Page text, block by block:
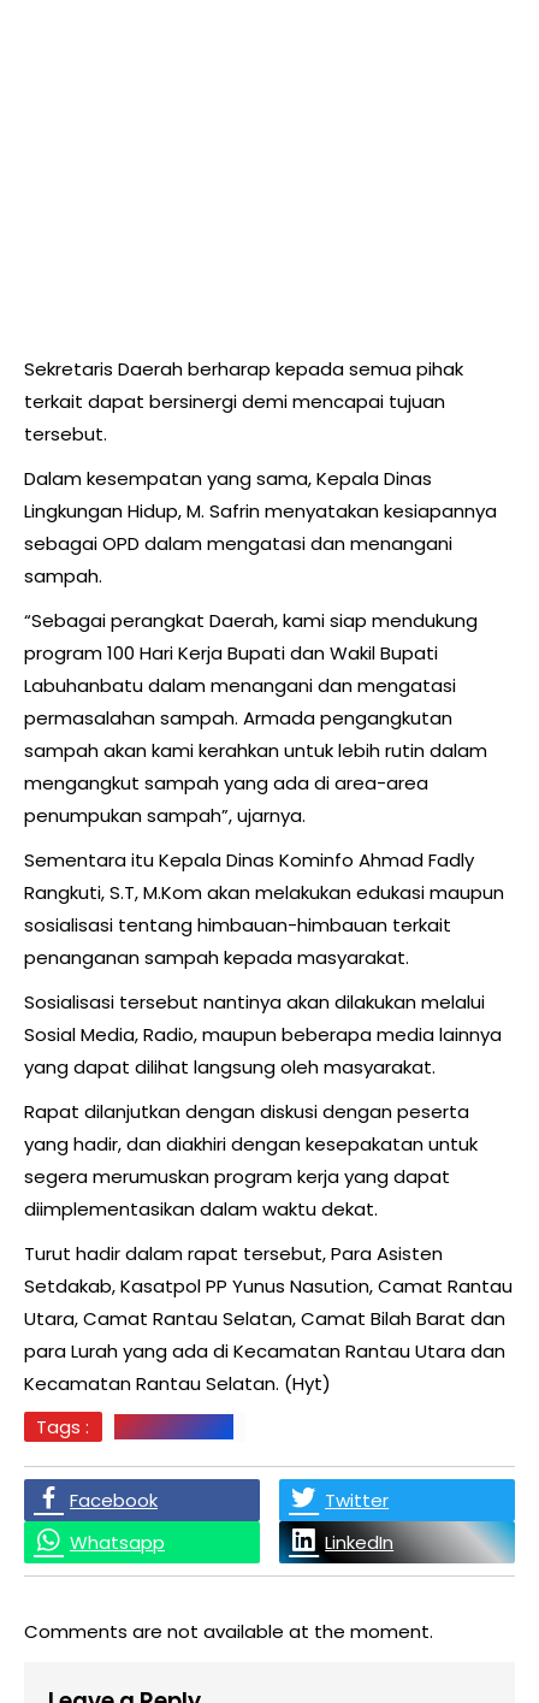
Sekretaris Daerah berharap kepada semua pihak
terkait dapat bersinergi demi mencapai tujuan
tersebut.
Dalam kesempatan yang sama, Kepala Dinas
Lingkungan Hidup, M. Safrin menyatakan kesiapannya
sebagai OPD dalam mengatasi dan menangani
sampah.
“Sebagai perangkat Daerah, kami siap mendukung
program 100 Hari Kerja Bupati dan Wakil Bupati
Labuhanbatu dalam menangani dan mengatasi
permasalahan sampah. Armada pengangkutan
sampah akan kami kerahkan untuk lebih rutin dalam
mengangkut sampah yang ada di area-area
penumpukan sampah”, ujarnya.
Sementara itu Kepala Dinas Kominfo Ahmad Fadly
Rangkuti, S.T, M.Kom akan melakukan edukasi maupun
sosialisasi tentang himbauan-himbauan terkait
penanganan sampah kepada masyarakat.
Sosialisasi tersebut nantinya akan dilakukan melalui
Sosial Media, Radio, maupun beberapa media lainnya
yang dapat dilihat langsung oleh masyarakat.
Rapat dilanjutkan dengan diskusi dengan peserta
yang hadir, dan diakhiri dengan kesepakatan untuk
segera merumuskan program kerja yang dapat
diimplementasikan dalam waktu dekat.
Turut hadir dalam rapat tersebut, Para Asisten
Setdakab, Kasatpol PP Yunus Nasution, Camat Rantau
Utara, Camat Rantau Selatan, Camat Bilah Barat dan
para Lurah yang ada di Kecamatan Rantau Utara dan
Kecamatan Rantau Selatan. (Hyt)
Tags :
Facebook
Twitter
Whatsapp
LinkedIn
Comments are not available at the moment.